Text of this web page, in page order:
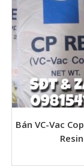
Bán VC-Vac
Resin